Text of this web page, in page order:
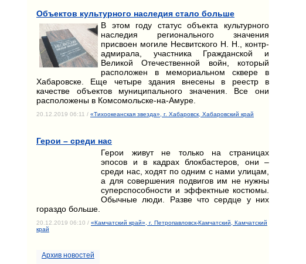
Объектов культурного наследия стало больше
В этом году статус объекта культурного
наследия регионального значения
присвоен могиле Несвитского Н. Н., контр-
адмирала, участника Гражданской и
Великой Отечественной войн, который
расположен в мемориальном сквере в
Хабаровске. Еще четыре здания внесены в реестр в
качестве объектов муниципального значения. Все они
расположены в Комсомольске-на-Амуре.
20.12.2019 06:11 / «Тихоокеанская звезда», г. Хабаровск, Хабаровский край
Герои – среди нас
Герои живут не только на страницах
эпосов и в кадрах блокбастеров, они –
среди нас, ходят по одним с нами улицам,
а для совершения подвигов им не нужны
суперспособности и эффектные костюмы.
Обычные люди. Разве что сердце у них
гораздо больше.
20.12.2019 06:10 / «Камчатский край», г. Петропавловск-Камчатский, Камчатский
край
Архив новостей